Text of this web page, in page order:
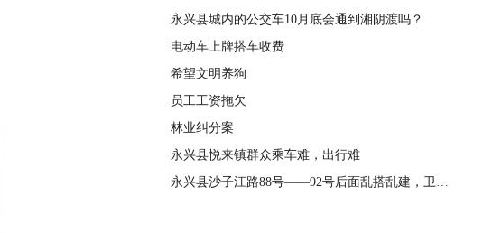
永兴县城内的公交车10月底会通到湘阴渡吗？
电动车上牌搭车收费
希望文明养狗
员工工资拖欠
林业纠分案
永兴县悦来镇群众乘车难，出行难
永兴县沙子江路88号——92号后面乱搭乱建，卫生脏乱没有人管理